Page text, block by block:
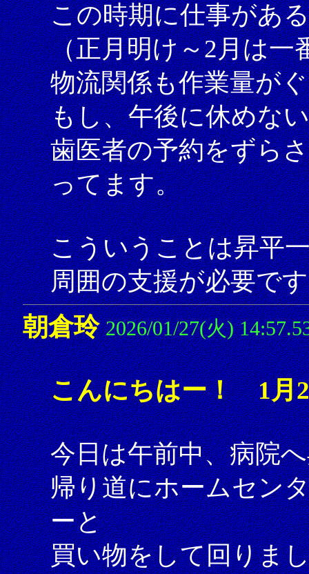
この時期に仕事があ
（正月明け～2月は一
物流関係も作業量が
もし、午後に休めな
歯医者の予約をずら
ってます。
こういうことは昇平
周囲の支援が必要で
朝倉玲 2026/01/27(火)
こんにちはー！ 1月
今日は午前中、病院
帰り道にホームセン
ーと
買い物をして回りま